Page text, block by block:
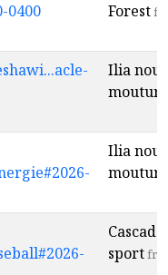
0400
Forestfr
Ilia
mouture
Ilia
mouture
sportfr